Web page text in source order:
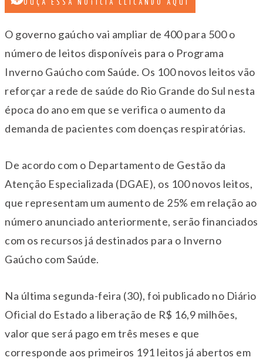
OUÇA ESSA NOTÍCIA CLICANDO AQUI
O governo gaúcho vai ampliar de 400 para 500 o
número de leitos disponíveis para o Programa
Inverno Gaúcho com Saúde. Os 100 novos leitos vão
reforçar a rede de saúde do Rio Grande do Sul nesta
época do ano em que se verifica o aumento da
demanda de pacientes com doenças respiratórias.
De acordo com o Departamento de Gestão da
Atenção Especializada (DGAE), os 100 novos leitos,
que representam um aumento de 25% em relação ao
número anunciado anteriormente, serão financiados
com os recursos já destinados para o Inverno
Gaúcho com Saúde.
Na última segunda-feira (30), foi publicado no Diário
Oficial do Estado a liberação de R$ 16,9 milhões,
valor que será pago em três meses e que
corresponde aos primeiros 191 leitos já abertos em